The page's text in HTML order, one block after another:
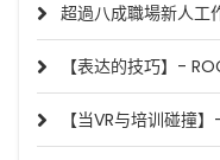
超過八成職場新人工
【表达的技巧】-
【当VR与培训碰撞